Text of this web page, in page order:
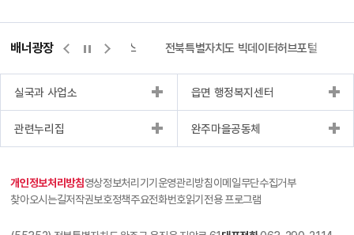
배너광장
량바로처리센터 위택스 전북특별자치도 빅데이터허브포털
실국과 사업소 읍면 행정복지센터
관련누리집 완주마을공동체
개인정보처리방침영상정보처리기기운영관리방침이메일무단수집거부
찾아오시는길저작권보호정책주요전화번호읽기전용 프로그램